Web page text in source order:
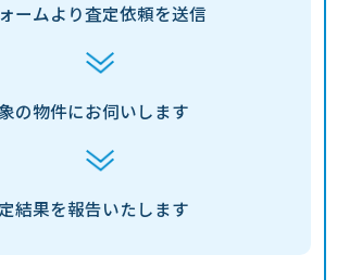
ームより査定依頼を送信
の物件にお伺いします
結果を報告いたします